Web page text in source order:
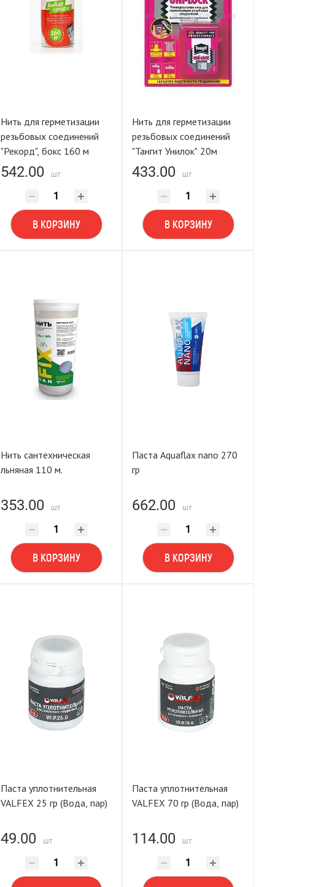
Нить для герметизации
резьбовых соединений
"Рекорд", бокс 160 м
542.00 шт
В КОРЗИНУ
Нить для герметизации
резьбовых соединений
"Тангит Унилок" 20м
433.00 шт
В КОРЗИНУ
Нить сантехническая
льняная 110 м.
353.00 шт
В КОРЗИНУ
Паста Aquaflax nano 270
гр
662.00 шт
В КОРЗИНУ
Паста уплотнительная
VALFEX 25 гр (Вода, пар)
49.00 шт
Паста уплотнительная
VALFEX 70 гр (Вода, пар)
114.00 шт